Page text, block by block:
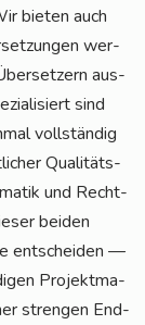
bie­ten auch
wer­
aus­
sind
voll­stän­dig
Qua­li­täts­
und Recht­
bei­den
ent­schei­den —
Pro­jekt­ma­
stren­gen End­